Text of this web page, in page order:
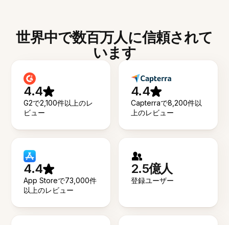
世界中で数百万人に信頼されて
います
4.4
G2で2,100件以上のレ
ビュー
4.4
Capterraで8,200件以
上のレビュー
4.4
App Storeで73,000件
以上のレビュー
2.5億人
登録ユーザー